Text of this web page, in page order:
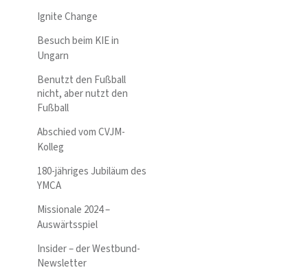
Ignite Change
Besuch beim KIE in
Ungarn
Benutzt den Fußball
nicht, aber nutzt den
Fußball
Abschied vom CVJM-
Kolleg
180-jähriges Jubiläum des
YMCA
Missionale 2024 –
Auswärtsspiel
Insider – der Westbund-
Newsletter